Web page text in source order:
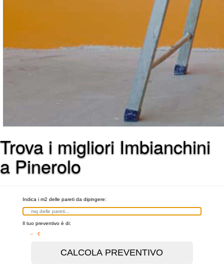
Trova i migliori Imbianchini
a Pinerolo
Indica i m2 delle pareti da dipingere:
Il tuo preventivo è di:
– €